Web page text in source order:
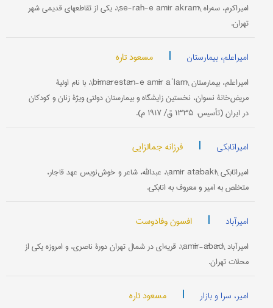
امیراکرم، سه‌راه \se-rāh-e amīr akram\، یکی از تقاطعهای قدیمی شهر
تهران.
امیراعلم، بیمارستان | مسعود تاره
امیراعلم، بیمارستان \bīmārestān-e amīr aʾlam\، با نام اولیۀ
مریض‌خانۀ نسوان، نخستین زایشگاه و بیمارستان دولتی ویژۀ زنان و کودکان
در ایران (تأسیس: ۱۳۳۵ ق/ ۱۹۱۷ م).
امیراتابکی | فرزانه جمالزایی
امیراتابکی \amīr atābakī\، عبدالله، شاعر و خوش‌نویس عهد قاجار،
متخلص به امیر و معروف به اتابکی.
امیرآباد | افسون وفادوست
امیرآباد \amīr-ābād\، قریه‌ای در شمال تهران دورۀ ناصری، و امروزه یکی از
محلات تهران.
امیر، سرا و بازار | مسعود تاره